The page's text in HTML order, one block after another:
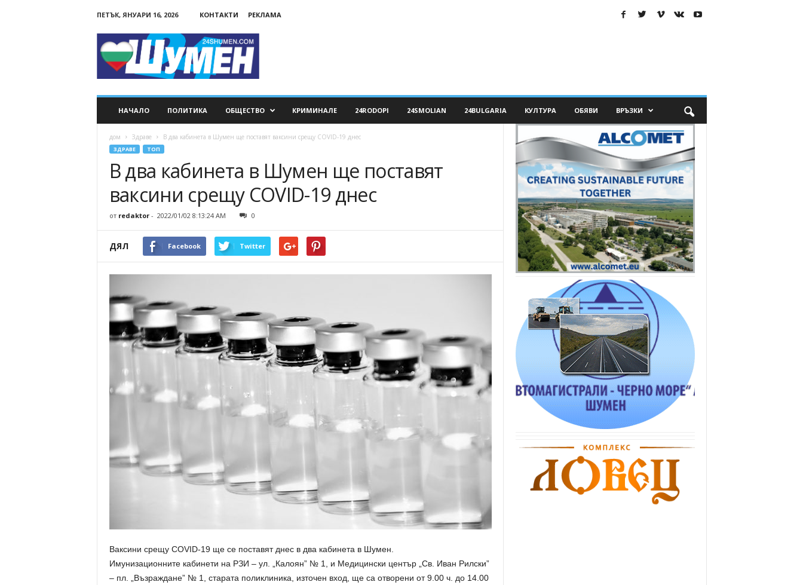
ПЕТЪК, ЯНУАРИ 16, 2026 КОНТАКТИ РЕКЛАМА
НАЧАЛО ПОЛИТИКА ОБЩЕСТВО КРИМИНАЛЕ 24RODOPI 24SMOLIAN 24BULGARIA КУЛТУРА ОБЯВИ ВРЪЗКИ
дом Здраве В два кабинета в Шумен ще поставят ваксини срещу COVID-19 днес
ЗДРАВЕ ТОП
В два кабинета в Шумен ще поставят
ваксини срещу COVID-19 днес
от redaktor- 2022/01/02 8:13:24 AM 0
ДЯЛ Facebook Twitter
Ваксини срещу COVID-19 ще се поставят днес в два кабинета в Шумен.
Имунизационните кабинети на РЗИ – ул. „Калоян” № 1, и Медицински център „Св. Иван Рилски”
– пл. „Възраждане” № 1, старата поликлиника, източен вход, ще са отворени от 9.00 ч. до 14.00